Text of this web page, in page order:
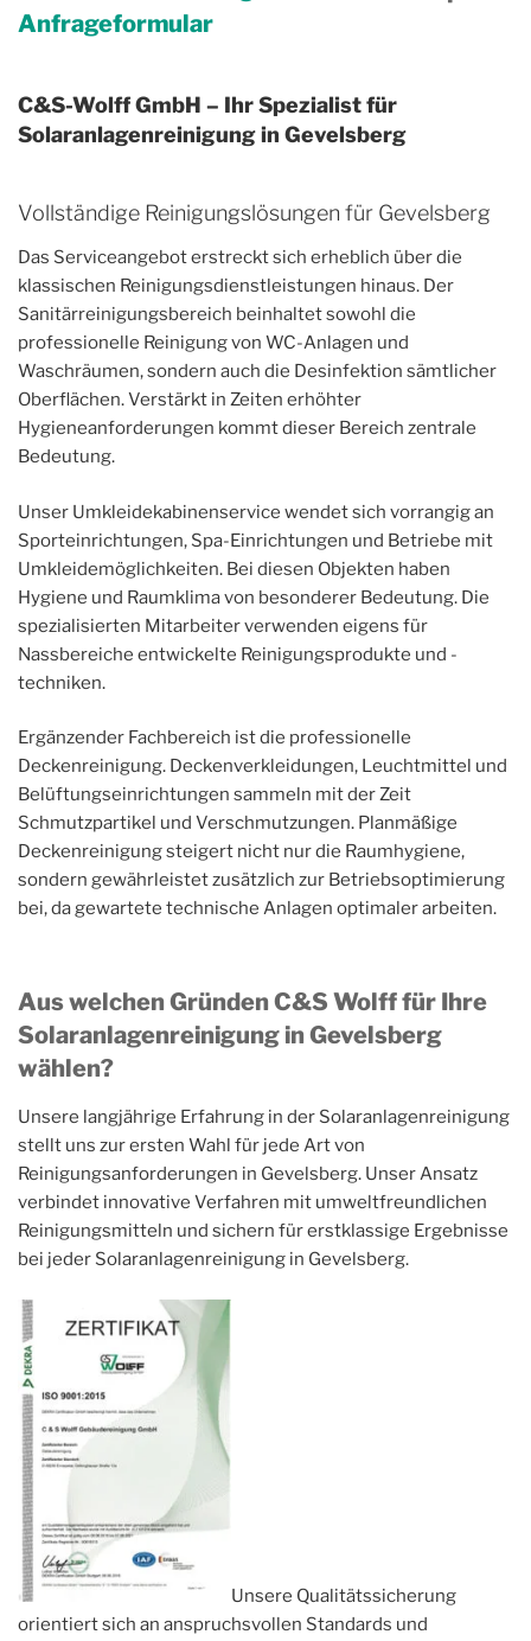
Anfrageformular
C&S-Wolff GmbH – Ihr Spezialist für
Solaranlagenreinigung in Gevelsberg
Vollständige Reinigungslösungen für Gevelsberg
Das Serviceangebot erstreckt sich erheblich über die
klassischen Reinigungsdienstleistungen hinaus. Der
Sanitärreinigungsbereich beinhaltet sowohl die
professionelle Reinigung von WC-Anlagen und
Waschräumen, sondern auch die Desinfektion sämtlicher
Oberflächen. Verstärkt in Zeiten erhöhter
Hygieneanforderungen kommt dieser Bereich zentrale
Bedeutung.
Unser Umkleidekabinenservice wendet sich vorrangig an
Sporteinrichtungen, Spa-Einrichtungen und Betriebe mit
Umkleidemöglichkeiten. Bei diesen Objekten haben
Hygiene und Raumklima von besonderer Bedeutung. Die
spezialisierten Mitarbeiter verwenden eigens für
Nassbereiche entwickelte Reinigungsprodukte und -
techniken.
Ergänzender Fachbereich ist die professionelle
Deckenreinigung. Deckenverkleidungen, Leuchtmittel und
Belüftungseinrichtungen sammeln mit der Zeit
Schmutzpartikel und Verschmutzungen. Planmäßige
Deckenreinigung steigert nicht nur die Raumhygiene,
sondern gewährleistet zusätzlich zur Betriebsoptimierung
bei, da gewartete technische Anlagen optimaler arbeiten.
Aus welchen Gründen C&S Wolff für Ihre
Solaranlagenreinigung in Gevelsberg
wählen?
Unsere langjährige Erfahrung in der Solaranlagenreinigung
stellt uns zur ersten Wahl für jede Art von
Reinigungsanforderungen in Gevelsberg. Unser Ansatz
verbindet innovative Verfahren mit umweltfreundlichen
Reinigungsmitteln und sichern für erstklassige Ergebnisse
bei jeder Solaranlagenreinigung in Gevelsberg.
Unsere Qualitätssicherung
orientiert sich an anspruchsvollen Standards und